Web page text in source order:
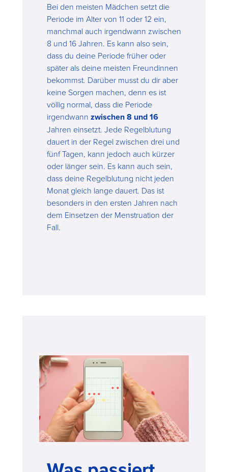
Bei den meisten Mädchen setzt die
Periode im Alter von 11 oder 12 ein,
manchmal auch irgendwann zwischen
8 und 16 Jahren. Es kann also sein,
dass du deine Periode früher oder
später als deine meisten Freundinnen
bekommst. Darüber musst du dir aber
keine Sorgen machen, denn es ist
völlig normal, dass die Periode
irgendwann zwischen 8 und 16
Jahren einsetzt. Jede Regelblutung
dauert in der Regel zwischen drei und
fünf Tagen, kann jedoch auch kürzer
oder länger sein. Es kann auch sein,
dass deine Regelblutung nicht jeden
Monat gleich lange dauert. Das ist
besonders in den ersten Jahren nach
dem Einsetzen der Menstruation der
Fall.